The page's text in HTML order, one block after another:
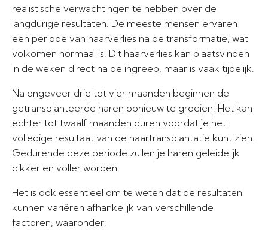
realistische verwachtingen te hebben over de
langdurige resultaten. De meeste mensen ervaren
een periode van haarverlies na de transformatie, wat
volkomen normaal is. Dit haarverlies kan plaatsvinden
in de weken direct na de ingreep, maar is vaak tijdelijk.
Na ongeveer drie tot vier maanden beginnen de
getransplanteerde haren opnieuw te groeien. Het kan
echter tot twaalf maanden duren voordat je het
volledige resultaat van de haartransplantatie kunt zien.
Gedurende deze periode zullen je haren geleidelijk
dikker en voller worden.
Het is ook essentieel om te weten dat de resultaten
kunnen variëren afhankelijk van verschillende
factoren, waaronder: